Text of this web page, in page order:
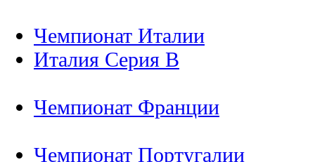
Чемпионат Италии
Италия Серия B
Чемпионат Франции
Чемпионат Португалии